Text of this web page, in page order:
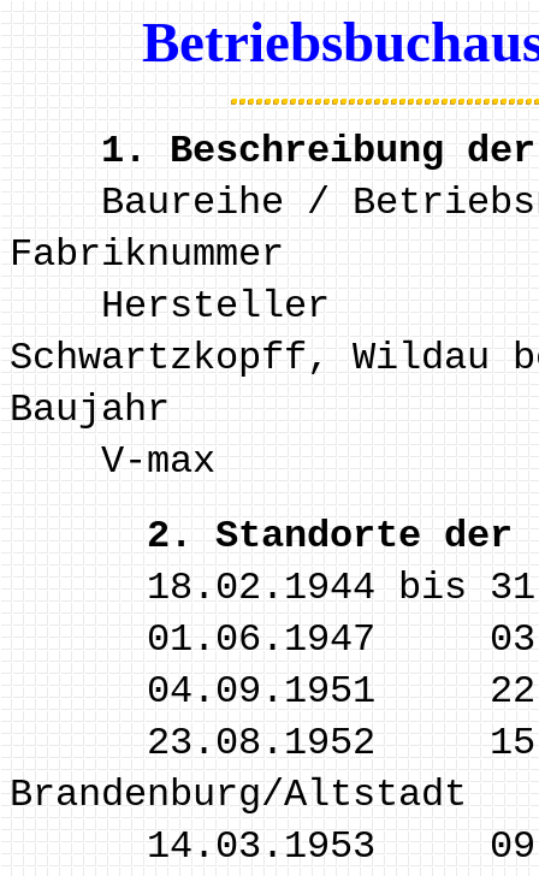
1. Beschreibung
Baureihe /
Fabriknummer
Hersteller
Schwartzkopff, Wildau
Baujahr
V-max
2. Standorte der
18.02.1944 bis
01.06.1947
04.09.1951
23.08.1952
Brandenburg/Altstadt
14.03.1953